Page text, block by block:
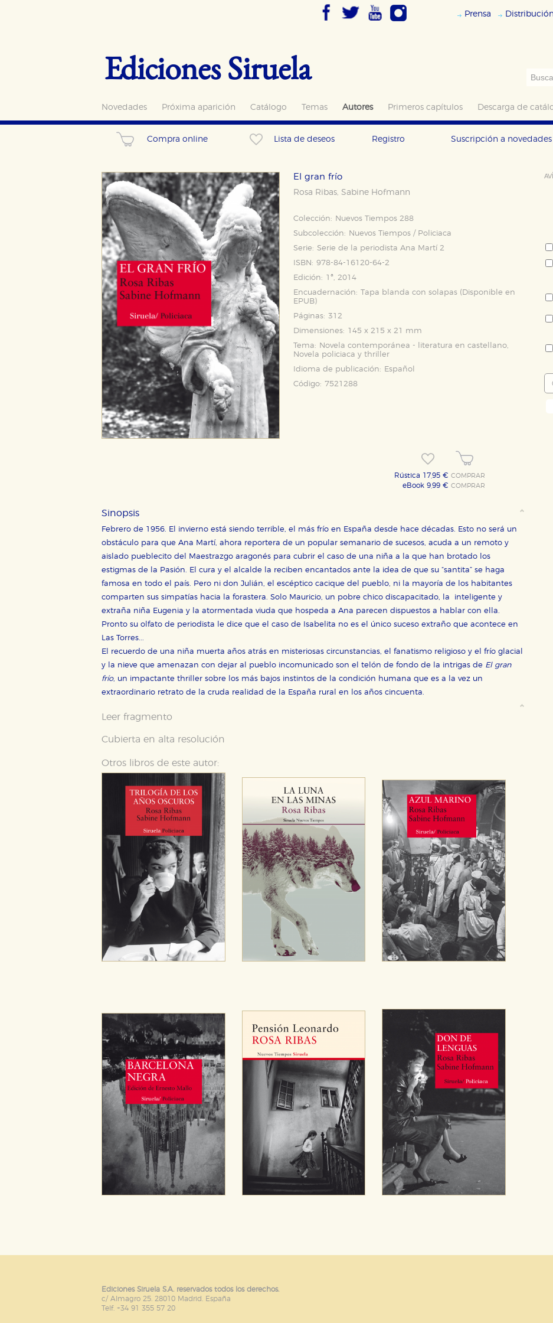
Prensa Distribución
Ediciones Siruela
Novedades Próxima aparición Catálogo Temas Autores Primeros capítulos Descarga de
Compra online Lista de deseos Registro Suscripción a novedades
El gran frío
Rosa Ribas, Sabine Hofmann
Colección:
Nuevos Tiempos 288
Subcolección:
Nuevos Tiempos / Policiaca
Serie: Serie de la periodista Ana Martí 2
ISBN: 978-84-16120-64-2
Edición: 1ª, 2014
Encuadernación: Tapa blanda con solapas (Disponible en
EPUB)
Páginas: 312
Dimensiones: 145 x 215 x 21 mm
Tema:
Novela contemporánea - literatura en castellano,
Novela policiaca y thriller
Idioma de publicación:
Español
Código: 7521288
Rústica 17,95 €COMPRAR
eBook 9,99 €COMPRAR
Sinopsis
Febrero de 1956. El invierno está siendo terrible, el más frío en España desde hace décadas. Esto no será un
obstáculo para que Ana Martí, ahora reportera de un popular semanario de sucesos, acuda a un remoto y
aislado pueblecito del Maestrazgo aragonés para cubrir el caso de una niña a la que han brotado los
estigmas de la Pasión. El cura y el alcalde la reciben encantados ante la idea de que su “santita” se haga
famosa en todo el país. Pero ni don Julián, el escéptico cacique del pueblo, ni la mayoría de los habitantes
comparten sus simpatías hacia la forastera. Solo Mauricio, un pobre chico discapacitado, la inteligente y
extraña niña Eugenia y la atormentada viuda que hospeda a Ana parecen dispuestos a hablar con ella.
Pronto su olfato de periodista le dice que el caso de Isabelita no es el único suceso extraño que acontece en
Las Torres...
El recuerdo de una niña muerta años atrás en misteriosas circunstancias, el fanatismo religioso y el frío glacial
y la nieve que amenazan con dejar al pueblo incomunicado son el telón de fondo de la intrigas de El gran
frío, un impactante thriller sobre los más bajos instintos de la condición humana que es a la vez un
extraordinario retrato de la cruda realidad de la España rural en los años cincuenta.
Leer fragmento
Cubierta en alta resolución
Otros libros de este autor:
Ediciones Siruela S.A. reservados todos los derechos.
c/ Almagro 25. 28010 Madrid. España
Telf. +34 91 355 57 20
CONFIGURACIÓN DE COOKIES HABILITAR TODO
Estas cookies son necesarias para que nuestro sitio web funcione y no es posible deshabilitarlas desde
Cookies de rendimiento y analíticas
Estas cookies se utilizan para mejorar su experiencia de navegación y optimizar el funcionamiento de
Cookies de publicidad y redes sociales
Estas cookies son gestionadas por nuestros socios publicitarios y se utilizan para mostrar publicidad
otros sitios. No almacenan directamente información personal sino que se basan en la identificación
dispositivo de internet.
GUARDAR CONFIGURACIÓN
Puede consultar nuestrapolítica de cookies